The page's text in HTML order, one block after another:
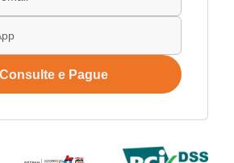
Consulte e Pague